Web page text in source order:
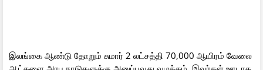
இலங்கை ஆண்டு தோறும் சுமார் 2 லட்சத்தி 70,000 ஆயிரம் வேலை